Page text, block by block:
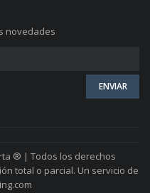
novedades
® | Todos los derechos
total o parcial. Un servicio de